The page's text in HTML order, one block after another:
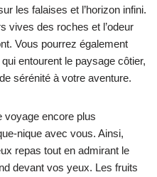
les falaises et l’horizon infini.
vives des roches et l’odeur
Vous pourrez également
entourent le paysage côtier,
sérénité à votre aventure.
voyage encore plus
nique avec vous. Ainsi,
repas tout en admirant le
devant vos yeux. Les fruits